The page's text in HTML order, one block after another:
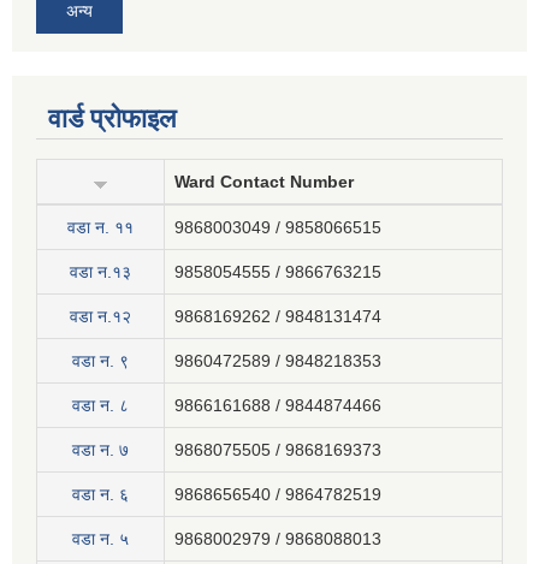
अन्य
वार्ड प्रोफाइल
Ward Contact Number
वडा न‍. ११ 9868003049 / 9858066515
वडा न.१३ 9858054555 / 9866763215
वडा न.१२ 9868169262 / 9848131474
वडा न. ९ 9860472589 / 9848218353
वडा न. ८ 9866161688 / 9844874466
वडा न. ७ 9868075505 / 9868169373
वडा न. ६ 9868656540 / 9864782519
वडा न. ५ 9868002979 / 9868088013